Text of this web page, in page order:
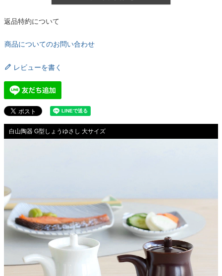
返品特約について
商品についてのお問い合わせ
レビューを書く
白山陶器 G型しょうゆさし 大サイズ